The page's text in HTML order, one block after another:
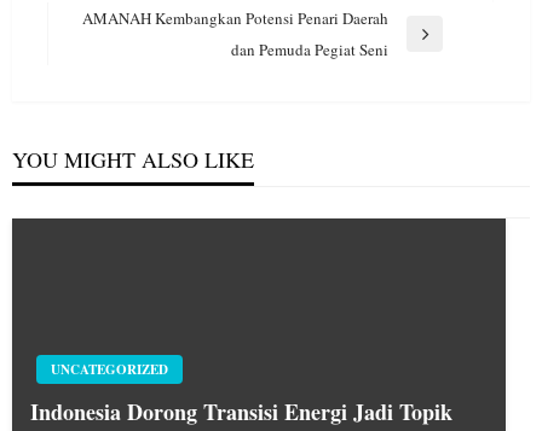
AMANAH Kembangkan Potensi Penari Daerah
dan Pemuda Pegiat Seni
YOU MIGHT ALSO LIKE
UNCATEGORIZED
Indonesia Dorong Transisi Energi Jadi Topik